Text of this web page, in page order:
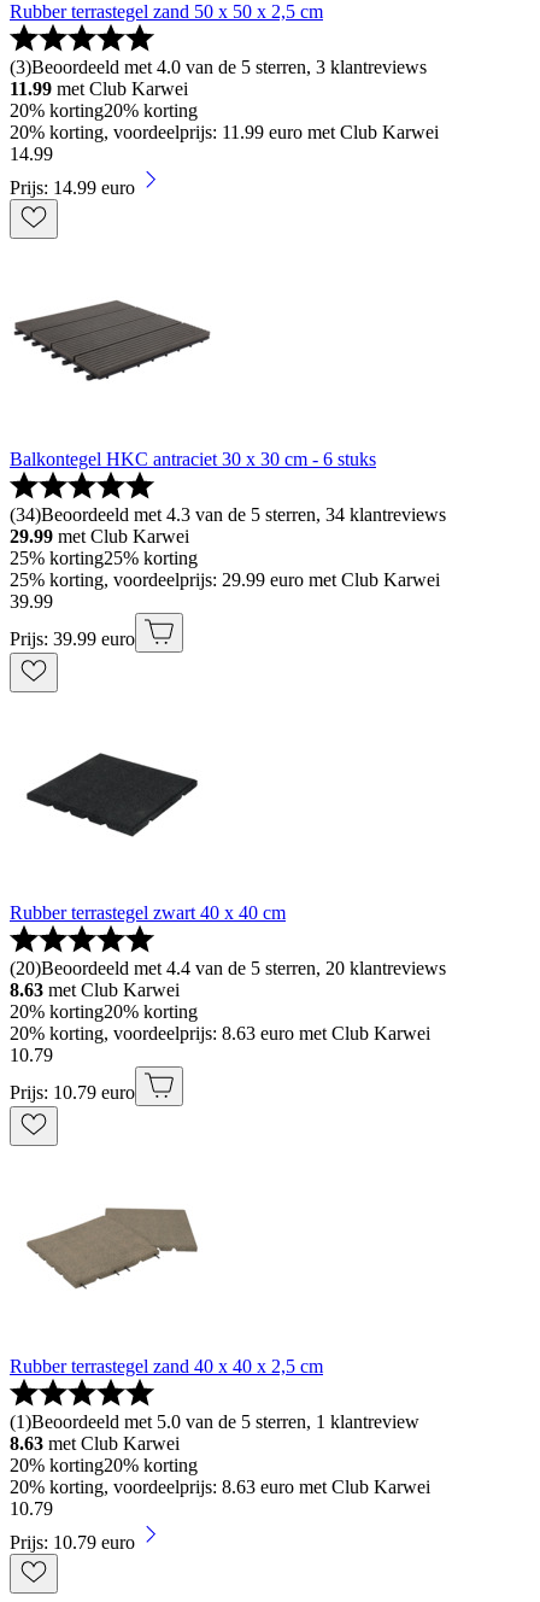
Rubber terrastegel zand 50 x 50 x 2,5 cm
(3)Beoordeeld met 4.0 van de 5 sterren, 3 klantreviews
11.99 met Club Karwei
20% korting20% korting
20% korting, voordeelprijs: 11.99 euro met Club Karwei
14.99
Prijs: 14.99 euro
Balkontegel HKC antraciet 30 x 30 cm - 6 stuks
(34)Beoordeeld met 4.3 van de 5 sterren, 34 klantreviews
29.99 met Club Karwei
25% korting25% korting
25% korting, voordeelprijs: 29.99 euro met Club Karwei
39.99
Prijs: 39.99 euro
Rubber terrastegel zwart 40 x 40 cm
(20)Beoordeeld met 4.4 van de 5 sterren, 20 klantreviews
8.63 met Club Karwei
20% korting20% korting
20% korting, voordeelprijs: 8.63 euro met Club Karwei
10.79
Prijs: 10.79 euro
Rubber terrastegel zand 40 x 40 x 2,5 cm
(1)Beoordeeld met 5.0 van de 5 sterren, 1 klantreview
8.63 met Club Karwei
20% korting20% korting
20% korting, voordeelprijs: 8.63 euro met Club Karwei
10.79
Prijs: 10.79 euro